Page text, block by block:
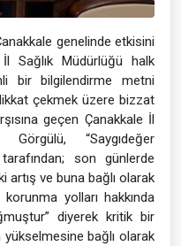
genelinde etkisini
Sağlık Müdürlüğü halk
bir bilgilendirme metni
çekmek üzere bizzat
geçen Çanakkale İl
“Saygıdeğer
son günlerde
artış ve buna bağlı olarak
yolları hakkında
diyerek kritik bir
yükselmesine bağlı olarak